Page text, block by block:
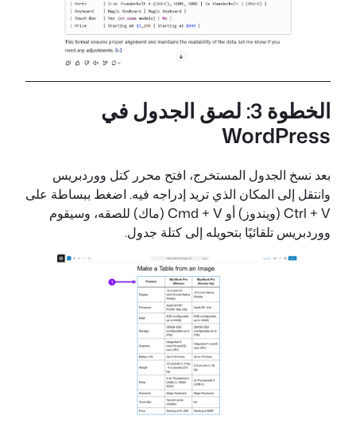
الخطوة 3: لصق الجدول في
WordPress
بعد نسخ الجدول المستخرج، افتح محرر كتل ووردبريس
وانتقل إلى المكان الذي تريد إدراجه فيه. اضغط ببساطة على
Ctrl + V (ويندوز) أو Cmd + V (ماك) للصقه، وسيقوم
ووردبريس تلقائيًا بتحويله إلى كتلة جدول.